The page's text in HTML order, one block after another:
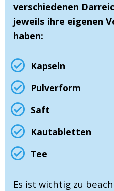
verschiedenen
jeweils ihre eigenen
haben:
Kapseln
Pulverform
Saft
Kautabletten
Tee
Es ist wichtig zu